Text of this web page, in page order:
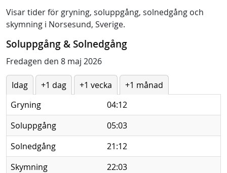
Visar tider för gryning, soluppgång, solnedgång och
skymning i Norsesund, Sverige.
Soluppgång & Solnedgång
Fredagen den 8 maj 2026
Idag +1 dag +1 vecka
+1 månad
Gryning
04:12
Soluppgång
05:03
Solnedgång
21:12
Skymning
22:03